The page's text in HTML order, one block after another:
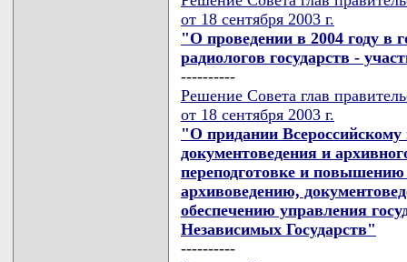
от 18 сентября 2003 г.
"О проведении в 2004 году в
радиологов государств -
----------
Решение Совета глав
от 18 сентября 2003 г.
"О придании Всероссийскому
документоведения и
переподготовке и
архивоведению,
обеспечению управления
Независимых Государств"
----------